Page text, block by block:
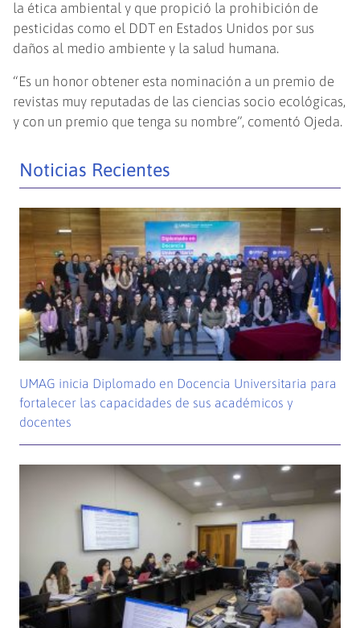
la ética ambiental y que propició la prohibición de
pesticidas como el DDT en Estados Unidos por sus
daños al medio ambiente y la salud humana.
“Es un honor obtener esta nominación a un premio de
revistas muy reputadas de las ciencias socio ecológicas,
y con un premio que tenga su nombre”, comentó Ojeda.
Noticias Recientes
UMAG inicia Diplomado en Docencia Universitaria para
fortalecer las capacidades de sus académicos y
docentes